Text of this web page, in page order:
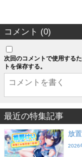
コメント (0)
次回のコメントで使用する
トを保存する。
最近の特集記事
放
2026